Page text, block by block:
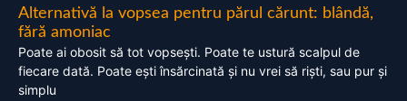
Alternativă la vopsea pentru părul cărunt: blândă,
fără amoniac
Poate ai obosit să tot vopsești. Poate te ustură scalpul de
fiecare dată. Poate ești însărcinată și nu vrei să riști, sau pur și
simplu